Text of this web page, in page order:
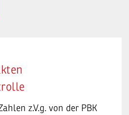
z.V.g. von der PBK